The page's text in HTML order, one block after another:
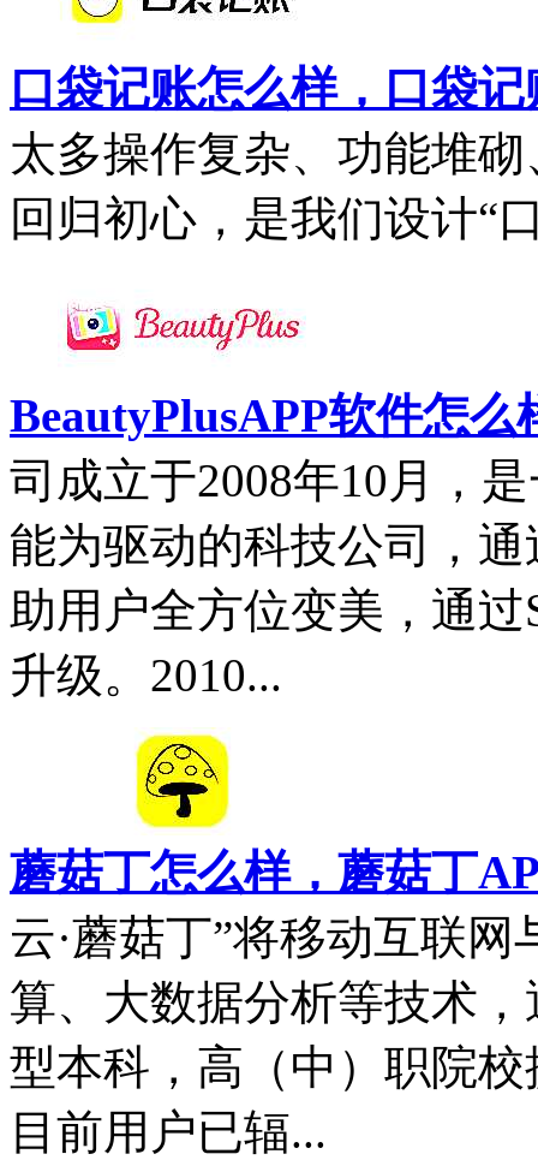
口袋记账怎么样，口袋
太多操作复杂、功能堆
回归初心，是我们设计“
BeautyPlusAPP软件怎
司成立于2008年10月，
能为驱动的科技公司，
助用户全方位变美，通过
升级。2010...
蘑菇丁怎么样，蘑菇丁
云·蘑菇丁”将移动互联
算、大数据分析等技术
型本科，高（中）职院
目前用户已辐...